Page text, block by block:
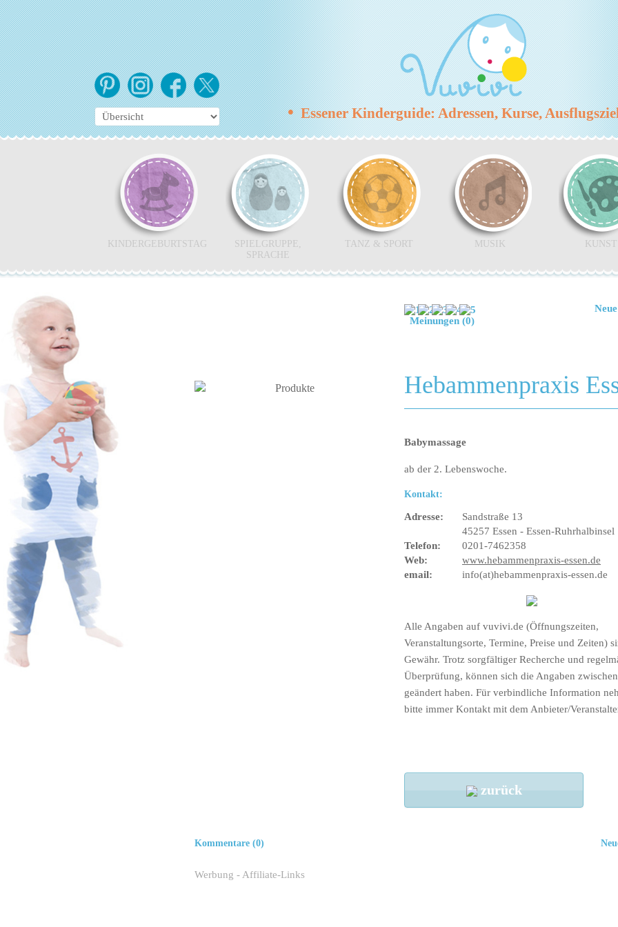
•Essener Kinderguide: Adressen, Kurse,
KINDERGEBURTSTAG
SPIELGRUPPE,
SPRACHE
TANZ & SPORT MUSIK KUNST
Meinungen (0)
Hebammenpraxis
Babymassage
ab der 2. Lebenswoche.
Kontakt:
Adresse:
Sandstraße 13
45257 Essen - Essen-Ruhrhalbinsel
Telefon:
0201-7462358
Web:
www.hebammenpraxis-essen.de
email:
info(at)hebammenpraxis-essen.de
Alle Angaben auf vuvivi.de (Öffnungszeiten,
Veranstaltungsorte, Termine, Preise und Zeiten)
Gewähr. Trotz sorgfältiger Recherche und
Überprüfung, können sich die Angaben
geändert haben. Für verbindliche Information
bitte immer Kontakt mit dem Anbieter/
zurück
Kommentare (0)
Werbung - Affiliate-Links